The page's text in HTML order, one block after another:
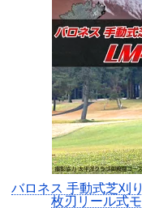
バロネス 手動式芝刈
枚刃リール式